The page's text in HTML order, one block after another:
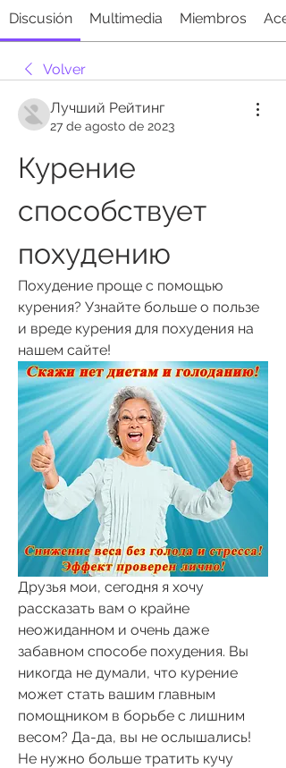
Discusión Multimedia Miembros
Volver
Лучший Рейтинг
27 de agosto de 2023
Курение
способствует
похудению
Похудение проще с помощью
курения? Узнайте больше о пользе
и вреде курения для похудения на
нашем сайте!
Друзья мои, сегодня я хочу
рассказать вам о крайне
неожиданном и очень даже
забавном способе похудения. Вы
никогда не думали, что курение
может стать вашим главным
помощником в борьбе с лишним
весом? Да-да, вы не ослышались!
Не нужно больше тратить кучу